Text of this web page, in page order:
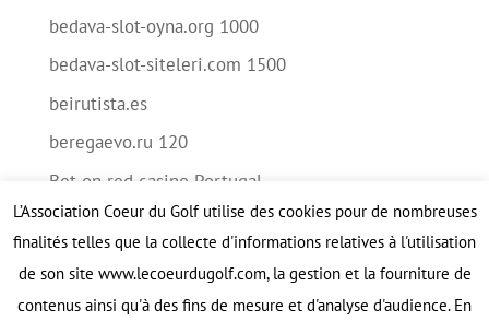
bedava-slot-oyna.org 1000
bedava-slot-siteleri.com 1500
beirutista.es
beregaevo.ru 120
Bet on red casino Portugal
betspecial.co.uk 2
bguzel.ru 20
L’Association Coeur du Golf utilise des cookies pour de nombreuses
finalités telles que la collecte d'informations relatives à l'utilisation
de son site www.lecoeurdugolf.com, la gestion et la fourniture de
contenus ainsi qu'à des fins de mesure et d'analyse d'audience. En